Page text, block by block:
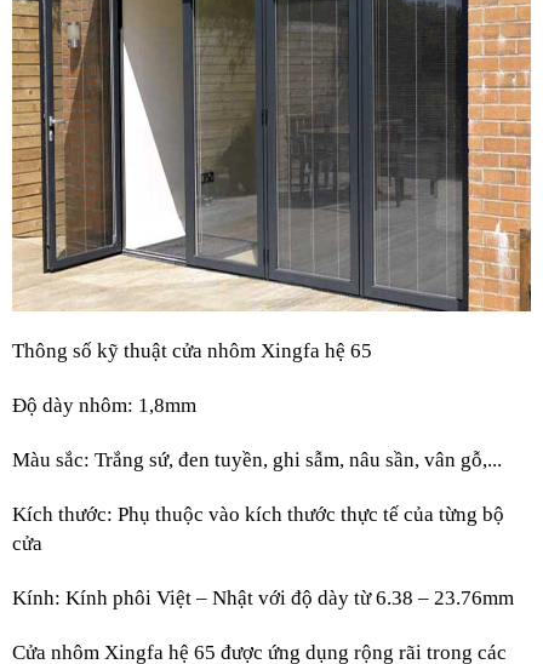
Thông số kỹ thuật cửa nhôm Xingfa hệ 65
Độ dày nhôm: 1,8mm
Màu sắc: Trắng sứ, đen tuyền, ghi sẫm, nâu sần, vân gỗ,...
Kích thước: Phụ thuộc vào kích thước thực tế của từng bộ
cửa
Kính: Kính phôi Việt – Nhật với độ dày từ 6.38 – 23.76mm
Cửa nhôm Xingfa hệ 65 được ứng dụng rộng rãi trong các